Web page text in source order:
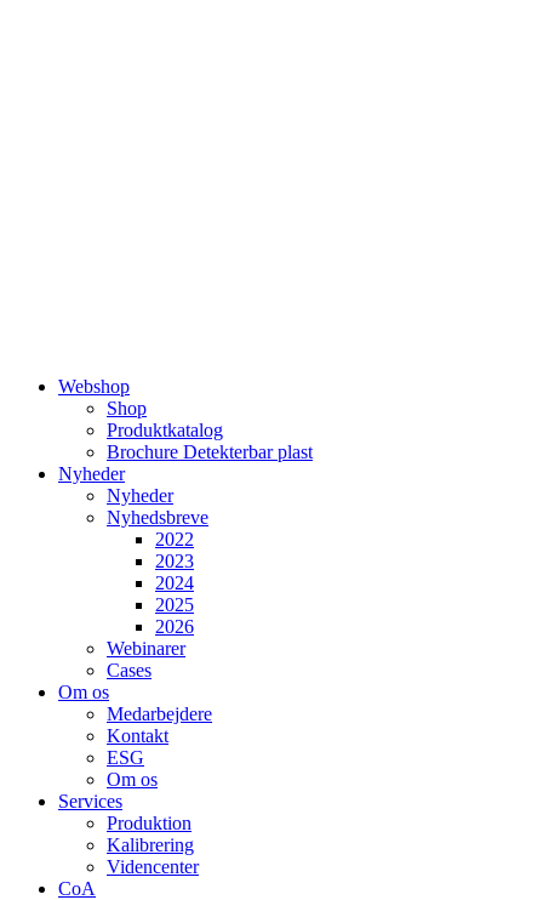
Webshop
Shop
Produktkatalog
Brochure Detekterbar plast
Nyheder
Nyheder
Nyhedsbreve
2022
2023
2024
2025
2026
Webinarer
Cases
Om os
Medarbejdere
Kontakt
ESG
Om os
Services
Produktion
Kalibrering
Videncenter
CoA